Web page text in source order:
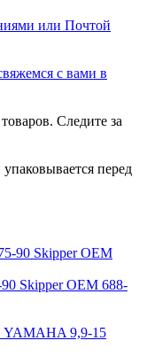
или Почтой
с вами в
Следите за
перед
Skipper OEM 688-